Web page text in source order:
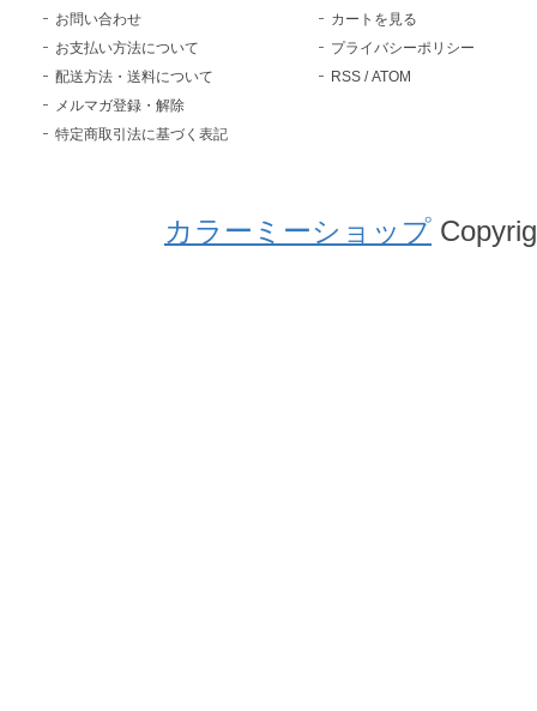
お問い合わせ
お支払い方法について
配送方法・送料について
メルマガ登録・解除
特定商取引法に基づく表記
カートを見る
プライバシーポリシー
RSS /ATOM
カラーミーショップ